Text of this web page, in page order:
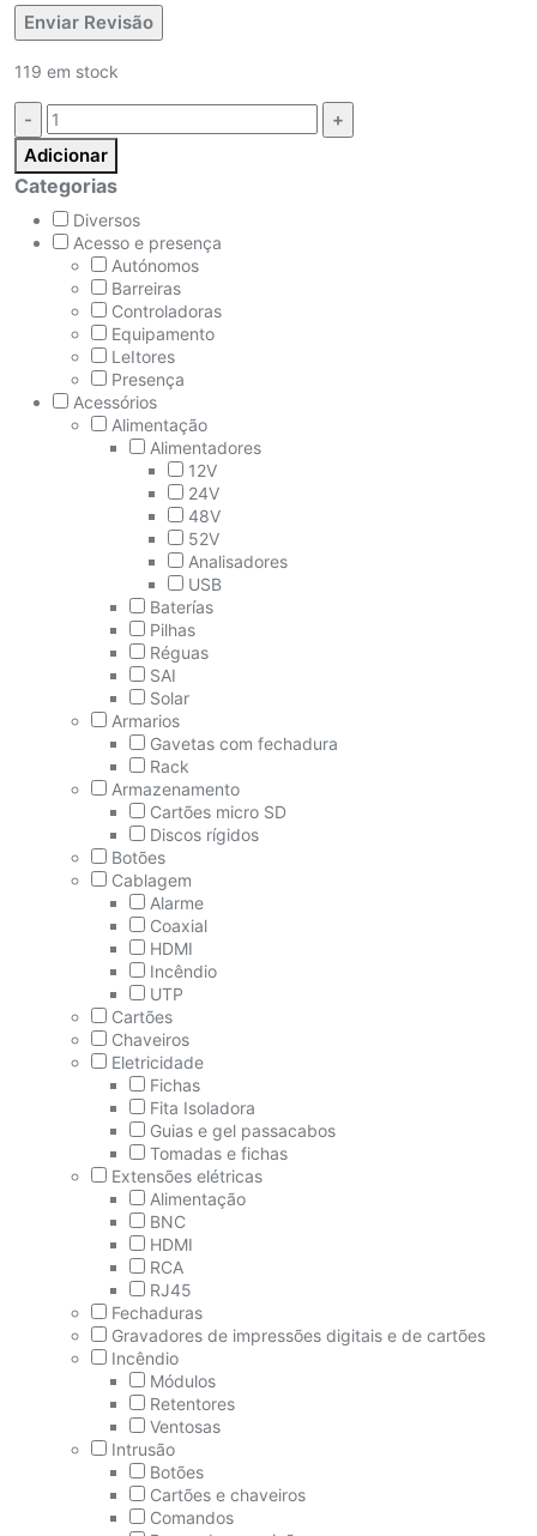
119 em stock
Quantidade:
Adicionar
Categorias
Diversos
Acesso e presença
Autónomos
Barreiras
Controladoras
Equipamento
LeItores
Presença
Acessórios
Alimentação
Alimentadores
12V
24V
48V
52V
Analisadores
USB
Baterías
Pilhas
Réguas
SAI
Solar
Armarios
Gavetas com fechadura
Rack
Armazenamento
Cartões micro SD
Discos rígidos
Botões
Cablagem
Alarme
Coaxial
HDMI
Incêndio
UTP
Cartões
Chaveiros
Eletricidade
Fichas
Fita Isoladora
Guias e gel passacabos
Tomadas e fichas
Extensões elétricas
Alimentação
BNC
HDMI
RCA
RJ45
Fechaduras
Gravadores de impressões digitais e de cartões
Incêndio
Módulos
Retentores
Ventosas
Intrusão
Botões
Cartões e chaveiros
Comandos